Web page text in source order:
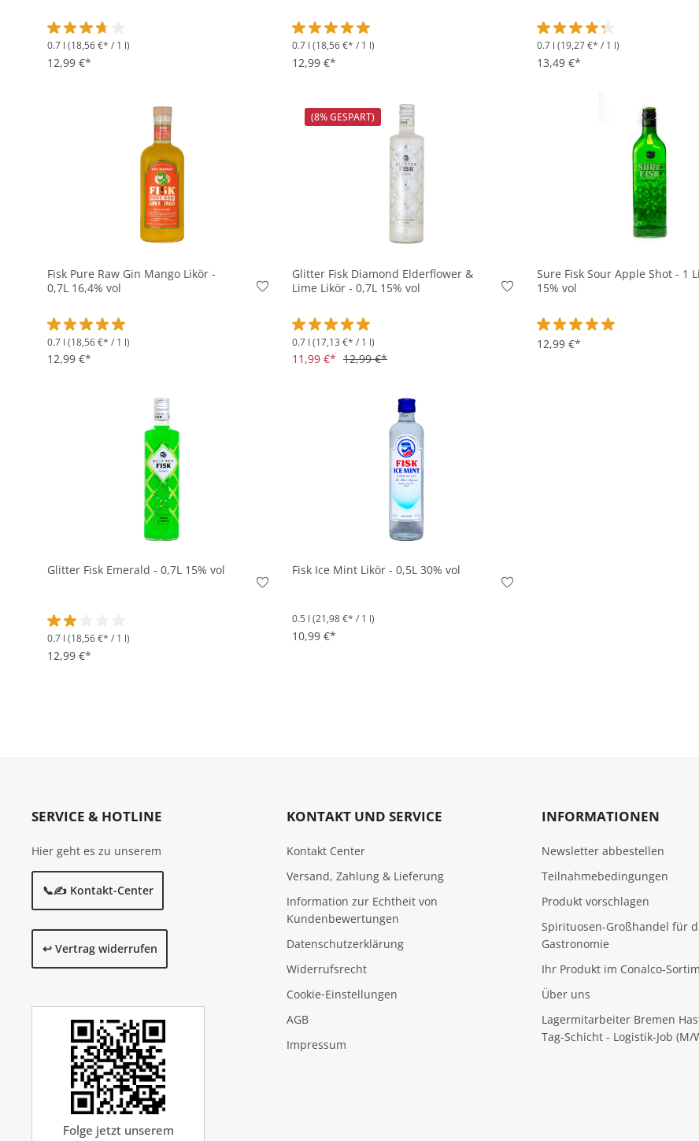
Durchschnittliche Bewertung von 3.8 von 5 Sternen
0.7 l (18,56 €* / 1 l)
12,99 €*
Durchschnittliche Bewertung von 5 von 5 Sternen
0.7 l (18,56 €* / 1 l)
12,99 €*
Durchschnittliche Bewertung
0.7 l (19,27 €* / 1 l)
13,49 €*
Fisk Pure Raw Gin Mango Likör -
0,7L 16,4% vol
Durchschnittliche Bewertung von 5 von 5 Sternen
0.7 l (18,56 €* / 1 l)
12,99 €*
In den Korb
(8% GESPART)
Glitter Fisk Diamond Elderflower &
Lime Likör - 0,7L 15% vol
Durchschnittliche Bewertung von 5 von 5 Sternen
0.7 l (17,13 €* / 1 l)
11,99 €* 12,99 €*
In den Korb
Sure Fisk Sour Apple Shot - 1
15% vol
Durchschnittliche Bewertung
12,99 €*
In den Korb
Glitter Fisk Emerald - 0,7L 15% vol
Durchschnittliche Bewertung von 2 von 5 Sternen
0.7 l (18,56 €* / 1 l)
12,99 €*
In den Korb
Fisk Ice Mint Likör - 0,5L 30% vol
0.5 l (21,98 €* / 1 l)
10,99 €*
In den Korb
SERVICE & HOTLINE
Hier geht es zu unserem
📞✍️ Kontakt-Center
↩️ Vertrag widerrufen
Folge jetzt unserem
KONTAKT UND SERVICE
Kontakt Center
Versand, Zahlung & Lieferung
Information zur Echtheit von
Kundenbewertungen
Datenschutzerklärung
Widerrufsrecht
Cookie‑Einstellungen
AGB
Impressum
INFORMATIONEN
Newsletter abbestellen
Teilnahmebedingungen
Produkt vorschlagen
Spirituosen-Großhandel für
Gastronomie
Ihr Produkt im Conalco-
Über uns
Lagermitarbeiter Bremen
Tag-Schicht - Logistik-Job (M/